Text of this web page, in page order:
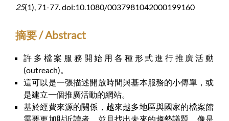
25(1), 71-77. doi:10.1080/0037981042000199160
摘要 / Abstract
許多檔案服務開始用各種形式進行推廣活動
(outreach)。
這可以是一張描述開放時間與基本服務的小傳單，或
是建立一個推廣活動的網站。
基於經費來源的關係，越來越多地區與國家的檔案館
需要更加貼近讀者，並且找出未來的趨勢議題，像是